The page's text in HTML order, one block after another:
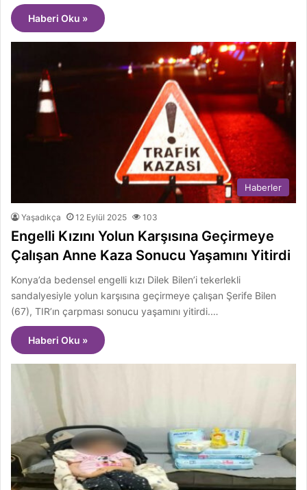
Haberi Oku »
Haberler
Yaşadıkça 12 Eylül 2025 103
Engelli Kızını Yolun Karşısına Geçirmeye
Çalışan Anne Kaza Sonucu Yaşamını Yitirdi
Konya’da bedensel engelli kızı Dilek Bilen’i tekerlekli
sandalyesiyle yolun karşısına geçirmeye çalışan Şerife Bilen
(67), TIR’ın çarpması sonucu yaşamını yitirdi.…
Haberi Oku »